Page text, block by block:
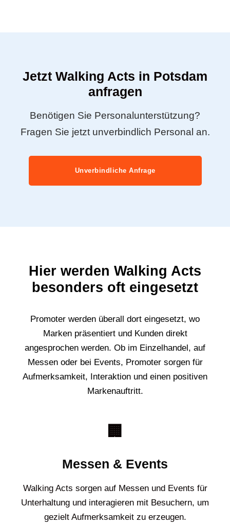
Jetzt Walking Acts in Potsdam
anfragen
Benötigen Sie Personalunterstützung?
Fragen Sie jetzt unverbindlich Personal an.
Unverbindliche Anfrage
Hier werden Walking Acts
besonders oft eingesetzt
Promoter werden überall dort eingesetzt, wo
Marken präsentiert und Kunden direkt
angesprochen werden. Ob im Einzelhandel, auf
Messen oder bei Events, Promoter sorgen für
Aufmerksamkeit, Interaktion und einen positiven
Markenauftritt.
🏢
Messen & Events
Walking Acts sorgen auf Messen und Events für
Unterhaltung und interagieren mit Besuchern, um
gezielt Aufmerksamkeit zu erzeugen.